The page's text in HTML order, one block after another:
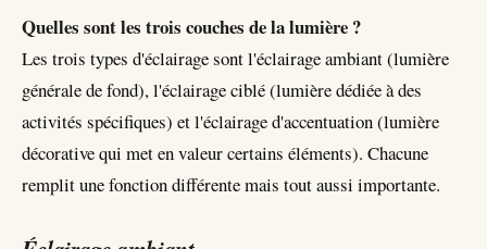
Quelles sont les trois couches de la lumière ?
Les trois types d'éclairage sont l'éclairage ambiant (lumière
générale de fond), l'éclairage ciblé (lumière dédiée à des
activités spécifiques) et l'éclairage d'accentuation (lumière
décorative qui met en valeur certains éléments). Chacune
remplit une fonction différente mais tout aussi importante.